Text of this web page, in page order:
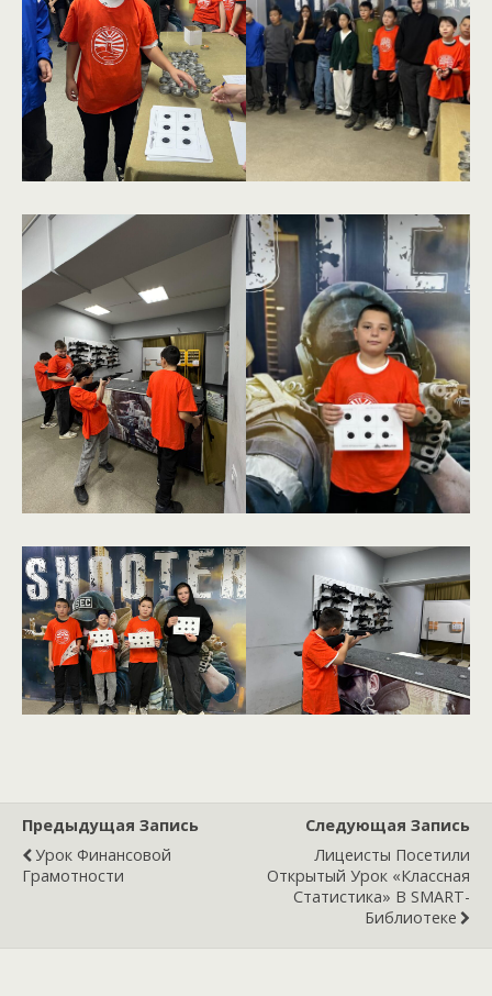
Предыдущая Запись
Урок Финансовой
Грамотности
Следующая Запись
Лицеисты Посетили
Открытый Урок «Классная
Статистика» В SMART-
Библиотеке